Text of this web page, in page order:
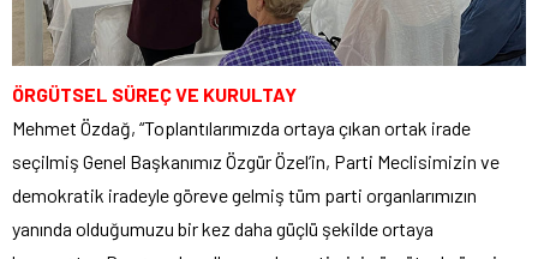
ÖRGÜTSEL SÜREÇ VE KURULTAY
Mehmet Özdağ, “Toplantılarımızda ortaya çıkan ortak irade
seçilmiş Genel Başkanımız Özgür Özel’in, Parti Meclisimizin ve
demokratik iradeyle göreve gelmiş tüm parti organlarımızın
yanında olduğumuzu bir kez daha güçlü şekilde ortaya